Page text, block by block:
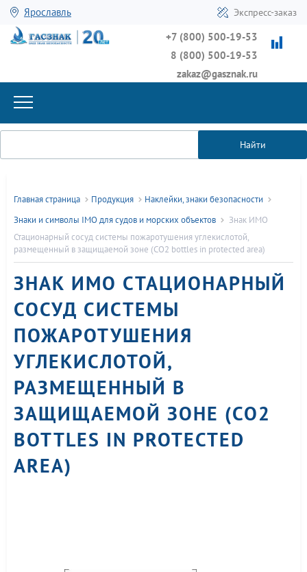
Ярославль Экспресс-заказ
+7 (800) 500-19-53
8 (800) 500-19-53
zakaz@gasznak.ru
Найти
Главная страница Продукция
Наклейки, знаки безопасности
Знаки и символы IMO для судов и морских объектов
Знак ИМО
Стационарный сосуд системы пожаротушения углекислотой,
размещенный в защищаемой зоне (CO2 bottles in protected area)
ЗНАК ИМО СТАЦИОНАРНЫЙ
СОСУД СИСТЕМЫ
ПОЖАРОТУШЕНИЯ
УГЛЕКИСЛОТОЙ,
РАЗМЕЩЕННЫЙ В
ЗАЩИЩАЕМОЙ ЗОНЕ (CO2
BOTTLES IN PROTECTED
AREA)